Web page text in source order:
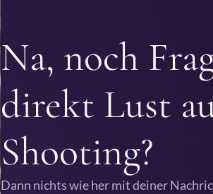
Na, noch
direkt Lust
Shooting?
Dann nichts wie her mit deiner